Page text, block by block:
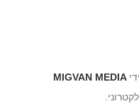
MIGVAN MEDIA